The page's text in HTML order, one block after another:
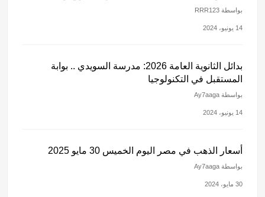
بواسطة RRR123
14 يونيو، 2024
بدائل الثانوية العامة 2026: مدرسة السويدي .. بوابة
المستقبل في التكنولوجيا
بواسطة Ay7aaga
14 يونيو، 2024
أسعار الذهب في مصر اليوم الخميس 30 مايو 2025
بواسطة Ay7aaga
30 مايو، 2024